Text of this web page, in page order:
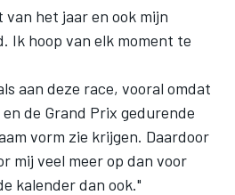
het jaar en ook mijn
Ik hoop van elk moment te
aan deze race, vooral omdat
de Grand Prix gedurende
vorm zie krijgen. Daardoor
mij veel meer op dan voor
kalender dan ook."